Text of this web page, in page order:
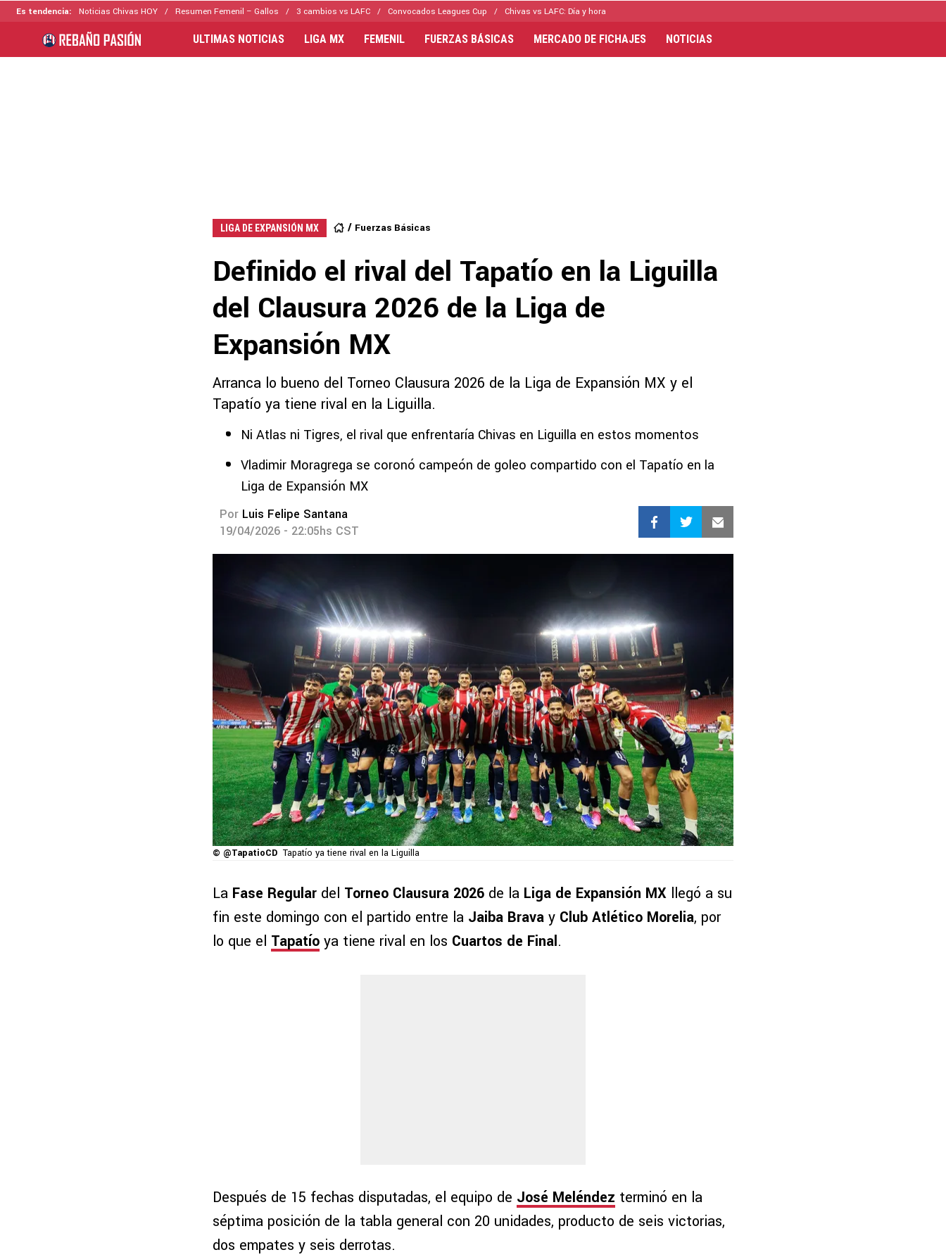
Es tendencia: Noticias Chivas HOY Resumen Femenil – Gallos 3 cambios vs LAFC Convocados Leagues Cup Chivas vs LAFC: Día y hora
ULTIMAS NOTICIAS LIGA MX FEMENIL FUERZAS BÁSICAS MERCADO DE FICHAJES NOTICIAS
LIGA DE EXPANSIÓN MX Fuerzas Básicas
Definido el rival del Tapatío en la Liguilla
del Clausura 2026 de la Liga de
Expansión MX
Arranca lo bueno del Torneo Clausura 2026 de la Liga de Expansión MX y el
Tapatío ya tiene rival en la Liguilla.
Ni Atlas ni Tigres, el rival que enfrentaría Chivas en Liguilla en estos momentos
Vladimir Moragrega se coronó campeón de goleo compartido con el Tapatío en la
Liga de Expansión MX
Por Luis Felipe Santana
19/04/2026 - 22:05hs CST
© @TapatioCD Tapatío ya tiene rival en la Liguilla
La Fase Regular del Torneo Clausura 2026 de la Liga de Expansión MX llegó a su
fin este domingo con el partido entre la Jaiba Brava y Club Atlético Morelia, por
lo que el Tapatío ya tiene rival en los Cuartos de Final.
Después de 15 fechas disputadas, el equipo de José Meléndez terminó en la
séptima posición de la tabla general con 20 unidades, producto de seis victorias,
dos empates y seis derrotas.